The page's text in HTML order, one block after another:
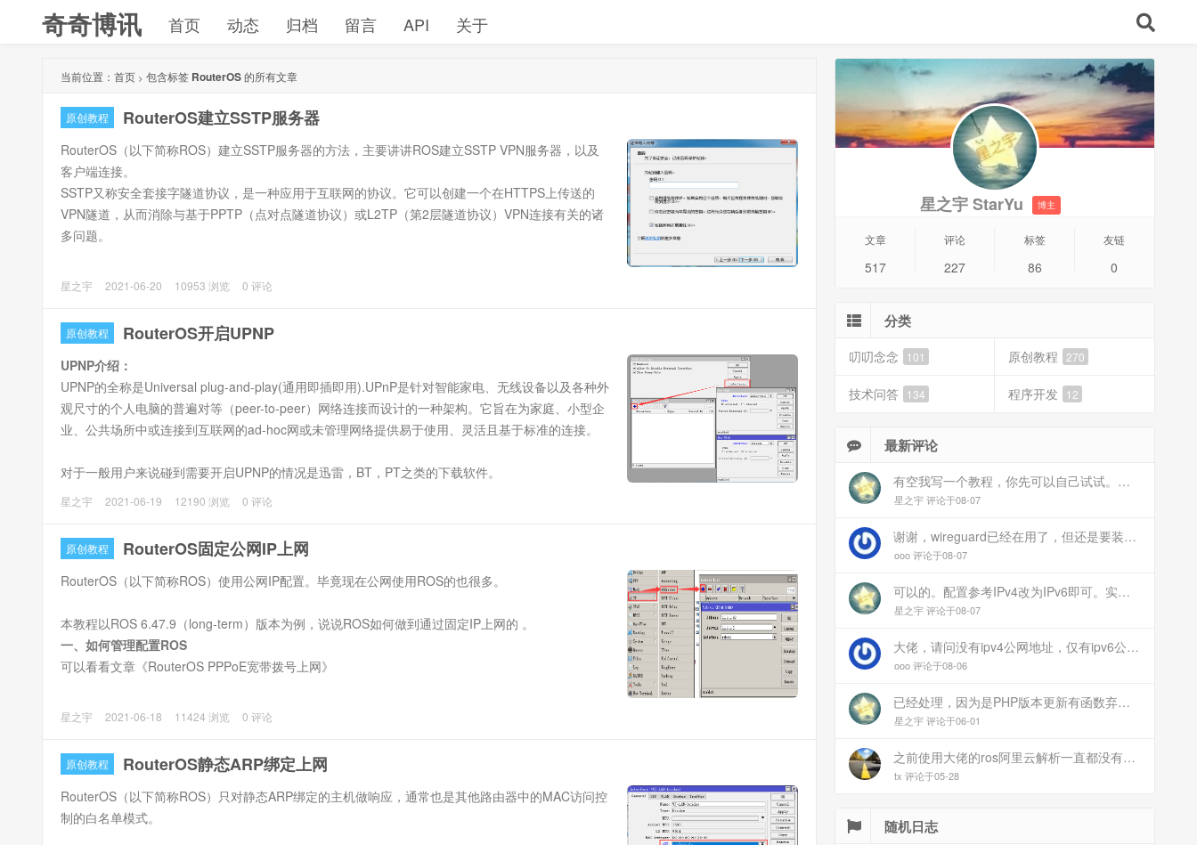
奇奇博讯 首页 动态 归档 留言 API 关于
当前位置： 首页 > 包含标签 RouterOS的所有文章
原创教程 RouterOS建立SSTP服务器
RouterOS（以下简称ROS）建立SSTP服务器的方法，主要讲讲ROS建立SSTP VPN服务器，以及
客户端连接。
SSTP又称安全套接字隧道协议，是一种应用于互联网的协议。它可以创建一个在HTTPS上传送的
VPN隧道，从而消除与基于PPTP（点对点隧道协议）或L2TP（第2层隧道协议）VPN连接有关的诸
多问题。
一、申请域名和SSL证书
本文使用自己的域名cdn.77bx.com，在腾讯云免费申请的TrustAsia TLS RSA CA（1年），由于域名已经在腾讯云云解析了，所以很
简单的就申请下来了。
星之宇 2021-06-20 10953 浏览 0 评论
原创教程 RouterOS开启UPNP
UPNP介绍：
UPNP的全称是Universal plug-and-play(通用即插即用).UPnP是针对智能家电、无线设备以及各种外
观尺寸的个人电脑的普遍对等（peer-to-peer）网络连接而设计的一种架构。它旨在为家庭、小型企
业、公共场所中或连接到互联网的ad-hoc网或未管理网络提供易于使用、灵活且基于标准的连接。
对于一般用户来说碰到需要开启UPNP的情况是迅雷，BT，PT之类的下载软件。
注意：RouterOS（ROS）的UPnP开启后，会自动映射端口，所有生成的端口映射可以在IP->Firewall->NAT中查询，但是由于UPnP自
ROS开启UPNP方法：
1、Winbox，IP->UPnP，勾上Enabled和Allow To Disable External Interface，然后点击OK。
星之宇 2021-06-19 12190 浏览 0 评论
原创教程 RouterOS固定公网IP上网
RouterOS（以下简称ROS）使用公网IP配置。毕竟现在公网使用ROS的也很多。
本教程以ROS 6.47.9（long-term）版本为例，说说ROS如何做到通过固定IP上网的 。
一、如何管理配置ROS
可以看看文章《RouterOS PPPoE宽带拨号上网》
二、设置公网IP
星之宇 2021-06-18 11424 浏览 0 评论
原创教程 RouterOS静态ARP绑定上网
RouterOS（以下简称ROS）只对静态ARP绑定的主机做响应，通常也是其他路由器中的MAC访问控
制的白名单模式。
星之宇 StarYu 博主
文章
517
评论
227
标签
86
友链
0
分类
叨叨念念 101 原创教程 270
技术问答 134 程序开发 12
最新评论
有空我写一个教程，你先可以自己试试。目前来说ipv6应该没问题的。
星之宇 评论于08-07
谢谢，wireguard已经在用了，但还是要装客户端。您这个方案连客户端都免了
ooo 评论于08-07
可以的。配置参考IPv4改为IPv6即可。实在不会可以用wireguard，这个简单和稳定
星之宇 评论于08-07
大佬，请问没有ipv4公网地址，仅有ipv6公网能这样玩吗？
ooo 评论于08-06
已经处理，因为是PHP版本更新有函数弃用导致。现已经修复
星之宇 评论于06-01
之前使用大佬的ros阿里云解析一直都没有问题 感谢大佬 但上个月开始阿里云的解析返回日志总是出错 日志值为alidns update error,不知为什么 所以请教一下大佬
tx 评论于05-28
随机日志